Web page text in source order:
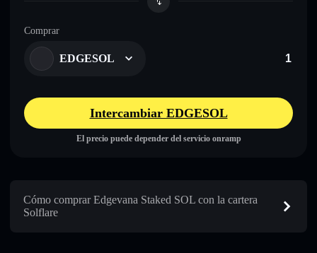
Comprar
EDGESOL
Intercambiar EDGESOL
El precio puede depender del servicio onramp
Cómo comprar Edgevana Staked SOL con la cartera
Solflare